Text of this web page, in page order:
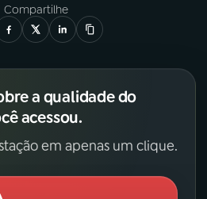
Compartilhe
a qualidade do
acessou.
em apenas um clique.